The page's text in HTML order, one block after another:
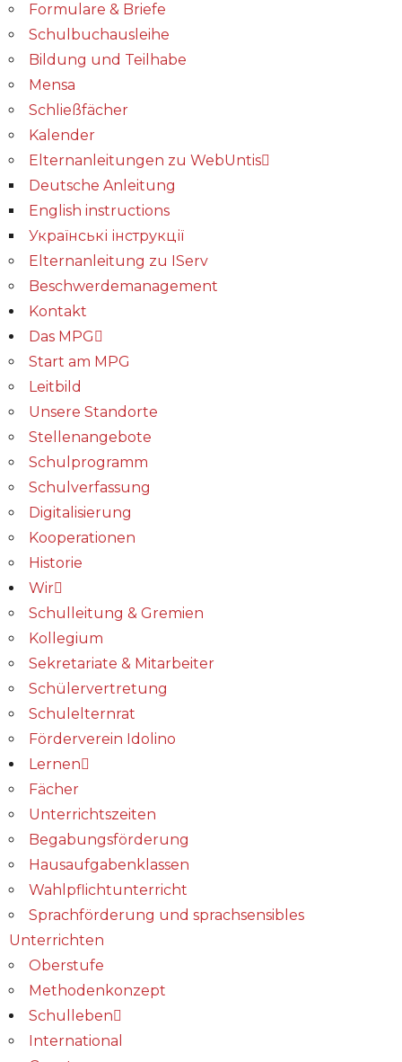
Formulare & Briefe
Schulbuchausleihe
Bildung und Teilhabe
Mensa
Schließfächer
Kalender
Elternanleitungen zu WebUntis
Deutsche Anleitung
English instructions
Українські інструкції
Elternanleitung zu IServ
Beschwerdemanagement
Kontakt
Das MPG
Start am MPG
Leitbild
Unsere Standorte
Stellenangebote
Schulprogramm
Schulverfassung
Digitalisierung
Kooperationen
Historie
Wir
Schulleitung & Gremien
Kollegium
Sekretariate & Mitarbeiter
Schülervertretung
Schulelternrat
Förderverein Idolino
Lernen
Fächer
Unterrichtszeiten
Begabungs­förderung
Hausaufgabenklassen
Wahlpflichtunterricht
Sprachförderung und sprachsensibles
Unterrichten
Oberstufe
Methodenkonzept
Schulleben
International